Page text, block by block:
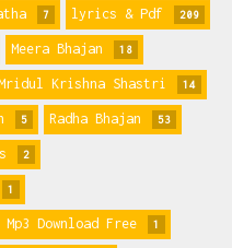
7 lyrics & Pdf 209
Meera Bhajan 18
Krishna Shastri 14
5 Radha Bhajan 53
2
1
Mp3 Download Free 1